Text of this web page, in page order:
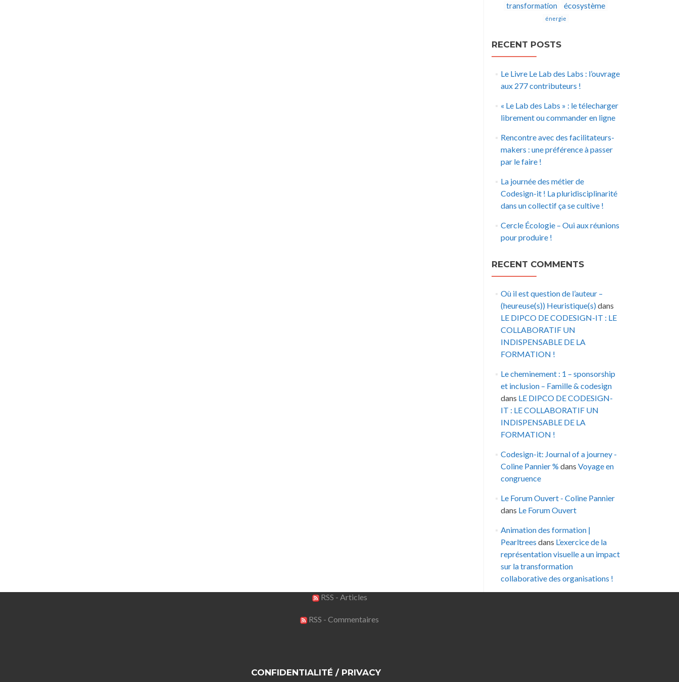
transformation écosystème
énergie
RECENT POSTS
Le Livre Le Lab des Labs : l’ouvrage
aux 277 contributeurs !
« Le Lab des Labs » : le télecharger
librement ou commander en ligne
Rencontre avec des facilitateurs-
makers : une préférence à passer
par le faire !
La journée des métier de
Codesign-it ! La pluridisciplinarité
dans un collectif ça se cultive !
Cercle Écologie – Oui aux réunions
pour produire !
RECENT COMMENTS
Où il est question de l’auteur –
(heureuse(s)) Heuristique(s)dans
LE DIPCO DE CODESIGN-IT : LE
COLLABORATIF UN
INDISPENSABLE DE LA
FORMATION !
Le cheminement : 1 – sponsorship
et inclusion – Famille & codesign
dans LE DIPCO DE CODESIGN-
IT : LE COLLABORATIF UN
INDISPENSABLE DE LA
FORMATION !
Codesign-it: Journal of a journey -
Coline Pannier % dans Voyage en
congruence
Le Forum Ouvert - Coline Pannier
dans Le Forum Ouvert
Animation des formation |
Pearltrees dans L’exercice de la
représentation visuelle a un impact
sur la transformation
collaborative des organisations !
RSS - Articles
RSS - Commentaires
CONFIDENTIALITÉ / PRIVACY